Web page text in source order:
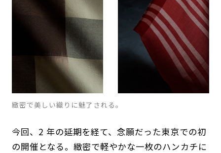
緻密で美しい織りに魅了される。
今回、2 年の延期を経て、念願だった東京での初
の開催となる。緻密で軽やかな一枚のハンカチに